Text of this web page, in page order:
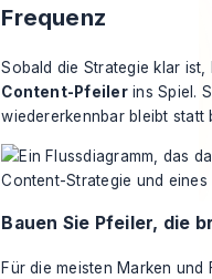
Frequenz
Sobald die Strategie klar ist,
Content-Pfeilerins Spiel.
wiedererkennbar bleibt statt
Bauen Sie Pfeiler, die
Für die meisten Marken